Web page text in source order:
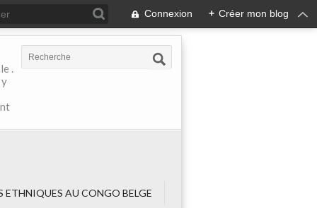
Connexion + Créer mon blog
.
AU CONGO BELGE